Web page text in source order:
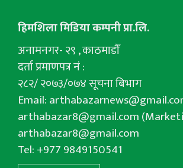
हिमशिला मिडिया कम्पनी प्रा.लि.
अनामनगर- २९ , काठमाडौँ
दर्ता प्रमाणपत्र नं :
२८२/ २०७३/०७४ सूचना बिभाग
Email:
arthabazar8@gmail.com
arthabazar8@gmail.com
Tel: +977 9849150541